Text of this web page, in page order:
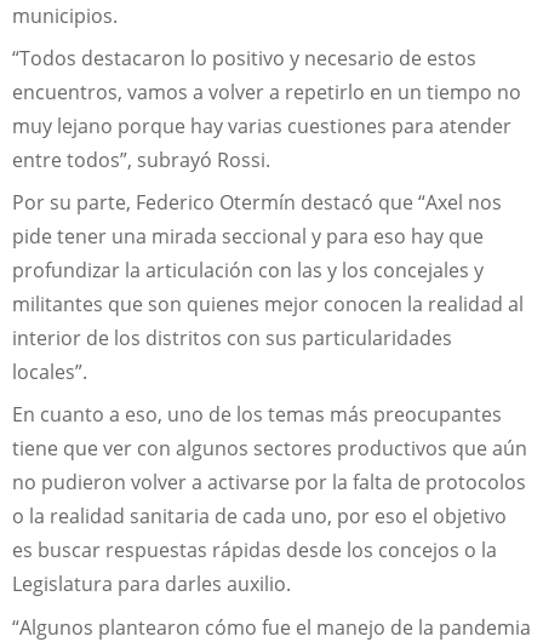
municipios.
“Todos destacaron lo positivo y necesario de estos
encuentros, vamos a volver a repetirlo en un tiempo no
muy lejano porque hay varias cuestiones para atender
entre todos”, subrayó Rossi.
Por su parte, Federico Otermín destacó que “Axel nos
pide tener una mirada seccional y para eso hay que
profundizar la articulación con las y los concejales y
militantes que son quienes mejor conocen la realidad al
interior de los distritos con sus particularidades
locales”.
En cuanto a eso, uno de los temas más preocupantes
tiene que ver con algunos sectores productivos que aún
no pudieron volver a activarse por la falta de protocolos
o la realidad sanitaria de cada uno, por eso el objetivo
es buscar respuestas rápidas desde los concejos o la
Legislatura para darles auxilio.
“Algunos plantearon cómo fue el manejo de la pandemia